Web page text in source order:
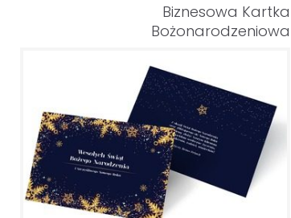
Biznesowa Kartka
Bożonarodzeniowa